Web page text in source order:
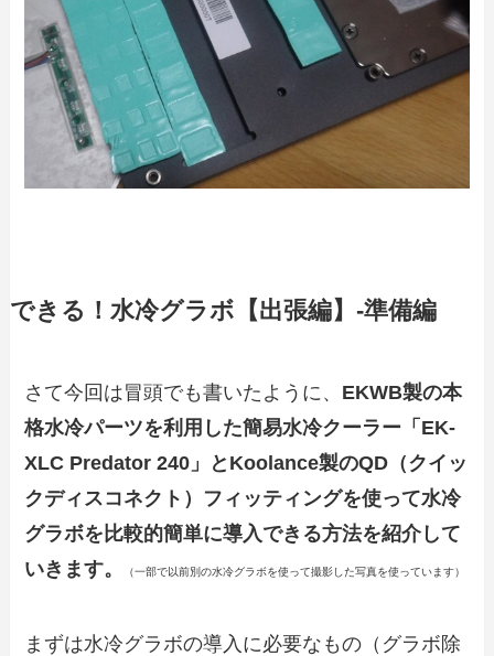
できる！水冷グラボ【出張編】-準備編
さて今回は冒頭でも書いたように、 EKWB製の本
格水冷パーツを利用した簡易水冷クーラー「EK-
XLC Predator 240」とKoolance製のQD（クイッ
クディスコネクト）フィッティングを使って水冷
グラボを比較的簡単に導入できる方法を紹介して
いきます。
（一部で以前別の水冷グラボを使って撮影した写真を使っています）
まずは水冷グラボの導入に必要なもの（グラボ除